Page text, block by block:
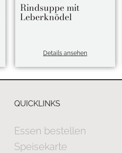
Rindsuppe mit
Leberknödel
Details ansehen
QUICKLINKS
Essen bestellen
Speisekarte